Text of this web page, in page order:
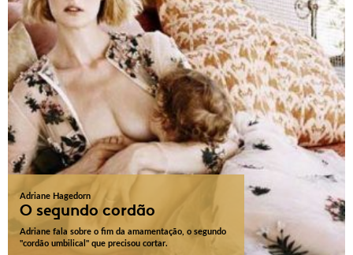
Adriane Hagedorn
O segundo cordão
Adriane fala sobre o fim da amamentação, o segundo
"cordão umbilical" que precisou cortar.